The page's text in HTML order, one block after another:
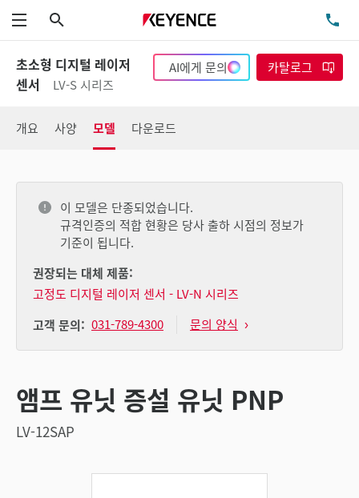
메뉴
초소형 디지털 레이저
센서
LV-S 시리즈
AI에게 문의 카탈로그
개요 사양 모델 다운로드
이 모델은 단종되었습니다.
규격인증의 적합 현황은 당사 출하 시점의 정보가
기준이 됩니다.
권장되는 대체 제품:
고정도 디지털 레이저 센서 - LV-N 시리즈
고객 문의: 031-789-4300 문의 양식
앰프 유닛 증설 유닛 PNP
LV-12SAP